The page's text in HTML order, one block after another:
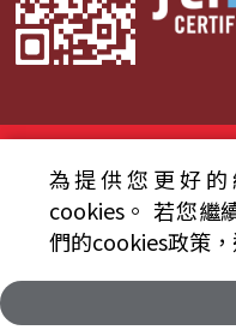
© 2024財團法人
資通安全政策聲明
為提供您更好
cookies。 若您繼
們的cookies政策